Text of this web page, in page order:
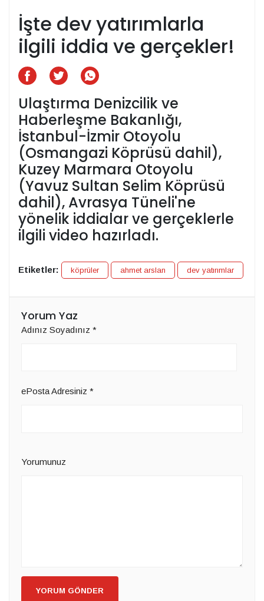
İşte dev yatırımlarla
ilgili iddia ve gerçekler!
Ulaştırma Denizcilik ve
Haberleşme Bakanlığı,
İstanbul-İzmir Otoyolu
(Osmangazi Köprüsü dahil),
Kuzey Marmara Otoyolu
(Yavuz Sultan Selim Köprüsü
dahil), Avrasya Tüneli'ne
yönelik iddialar ve gerçeklerle
ilgili video hazırladı.
Etiketler: köprüler ahmet arslan dev yatırımlar
Yorum Yaz
Adınız Soyadınız *
ePosta Adresiniz *
Yorumunuz
YORUM GÖNDER